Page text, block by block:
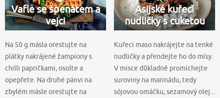
Vafle se špenátem a
vejci
Na 50 g másla orestujte na
plátky nakrájené žampiony s
chilli papričkami, osolte a
opepřete. Na druhé pánvi na
zbylém másle orestujte na
Asijské kuřecí
nudličky s cuketou
Kuřecí maso nakrájejte na tenké
nudličky a přendejte ho do mísy.
V misce důkladně promíchejte
suroviny na marinádu, tedy
sójovou omáčku, sezamový olej...